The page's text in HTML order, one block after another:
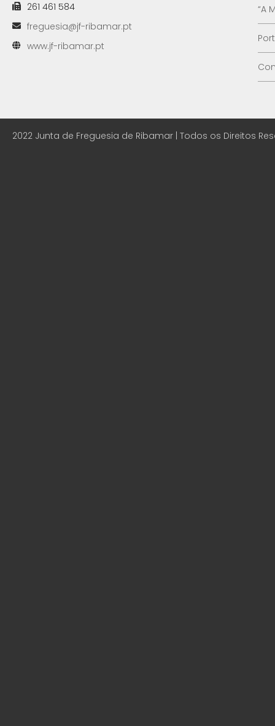
261 461 584
freguesia@jf-ribamar.pt
www.jf-ribamar.pt
“A
2022 Junta de Freguesia de Ribamar | Todos os Direitos